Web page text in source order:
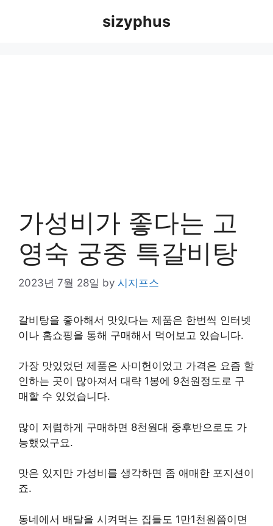
sizyphus
가성비가 좋다는 고
영숙 궁중 특갈비탕
2023년 7월 28일 by 시지프스
갈비탕을 좋아해서 맛있다는 제품은 한번씩 인터넷
이나 홈쇼핑을 통해 구매해서 먹어보고 있습니다.
가장 맛있었던 제품은 사미헌이었고 가격은 요즘 할
인하는 곳이 많아져서 대략 1봉에 9천원정도로 구
매할 수 있었습니다.
많이 저렴하게 구매하면 8천원대 중후반으로도 가
능했었구요.
맛은 있지만 가성비를 생각하면 좀 애매한 포지션이
죠.
동네에서 배달을 시켜먹는 집들도 1만1천원쯤이면